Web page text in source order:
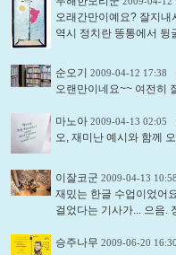
오래간만이예요? 잘지내
역시 정치란 똥통에서 뒹
순오기 2009-04-12 17:38
오랜만이네요~~ 여전히
마노아 2009-04-13 02:05
오, 재미난 예시와 함께
이잘코군 2009-04-13
재밌는 한글 수업이었어
걸었다는 기사가... 으음.
승주나무 2009-06-20